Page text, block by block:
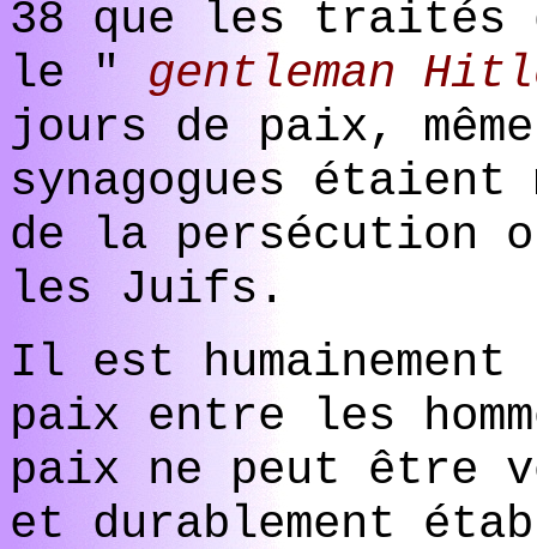
38 que les traités
le " gentleman
jours de paix,
synagogues
de la persécution
les Juifs.
Il est
paix entre les
paix ne peut être
et durablement